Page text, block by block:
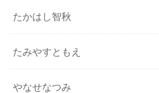
たかはし智秋
たみやすともえ
やなせなつみ